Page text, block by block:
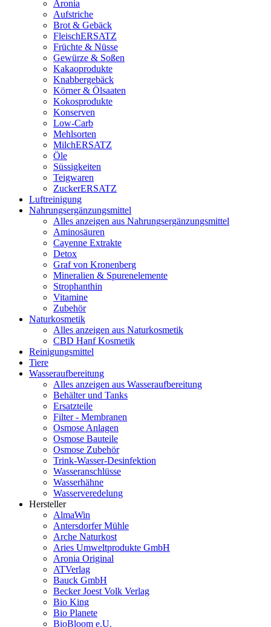
Aronia
Aufstriche
Brot & Gebäck
FleischERSATZ
Früchte & Nüsse
Gewürze & Soßen
Kakaoprodukte
Knabbergebäck
Körner & Ölsaaten
Kokosprodukte
Konserven
Low-Carb
Mehlsorten
MilchERSATZ
Öle
Süssigkeiten
Teigwaren
ZuckerERSATZ
Luftreinigung
Nahrungsergänzungsmittel
Alles anzeigen aus Nahrungsergänzungsmittel
Aminosäuren
Cayenne Extrakte
Detox
Graf von Kronenberg
Mineralien & Spurenelemente
Strophanthin
Vitamine
Zubehör
Naturkosmetik
Alles anzeigen aus Naturkosmetik
CBD Hanf Kosmetik
Reinigungsmittel
Tiere
Wasseraufbereitung
Alles anzeigen aus Wasseraufbereitung
Behälter und Tanks
Ersatzteile
Filter - Membranen
Osmose Anlagen
Osmose Bauteile
Osmose Zubehör
Trink-Wasser-Desinfektion
Wasseranschlüsse
Wasserhähne
Wasserveredelung
Hersteller
AlmaWin
Antersdorfer Mühle
Arche Naturkost
Aries Umweltprodukte GmbH
Aronia Original
ATVerlag
Bauck GmbH
Becker Joest Volk Verlag
Bio King
Bio Planete
BioBloom e.U.